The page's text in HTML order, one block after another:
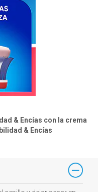
& Encías con la crema
& Encías